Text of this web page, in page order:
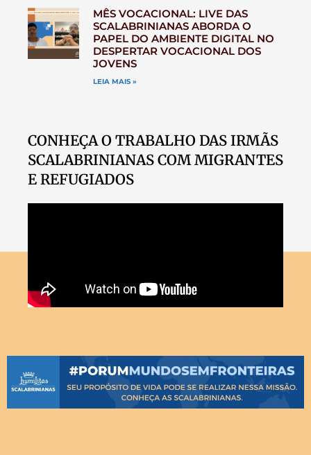
MÊS VOCACIONAL: LIVE DAS
SCALABRINIANAS ABORDA O
PAPEL DO AMBIENTE DIGITAL NO
DESPERTAR VOCACIONAL DOS
JOVENS
LEIA MAIS »
CONHEÇA O TRABALHO DAS IRMÃS
SCALABRINIANAS COM MIGRANTES
E REFUGIADOS